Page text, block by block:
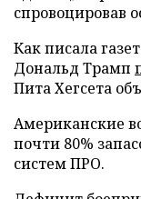
спровоцировав
Как писала
Дональд Трамп
Пита Хегсета
Американские
почти 80%
систем ПРО.